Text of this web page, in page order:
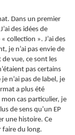
Dans un premier
des idées de
collection ». J’ai des
je n’ai pas envie de
de vue, ce sont les
pas certains
n’ai pas de label, je
a plus été
cas particulier, je
de sens qu’un EP
une histoire. Ce
faire du long.